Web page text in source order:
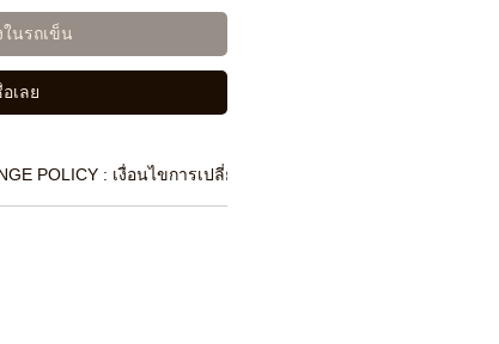
ในรถเข็น
เลย
POLICY : เงื่อนไขการเปลี่ยนสินค้า